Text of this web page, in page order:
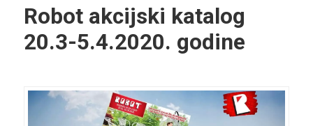
Robot akcijski katalog
20.3-5.4.2020. godine